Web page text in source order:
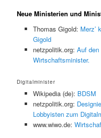
Neue Ministerien und
Thomas Gigold: Merz’
Gigold
netzpolitik.org: Auf
Wirtschaftsminister.
Digitalminister
Wikipedia (de): BDSM
netzpolitik.org:
Lobbyisten zum
www.wiwo.de: